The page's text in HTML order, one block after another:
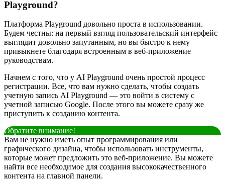
Playground?
Платформа Playground довольно проста в использовании.
Будем честны: на первый взгляд пользовательский интерфейс
выглядит довольно запутанным, но вы быстро к нему
привыкнете благодаря встроенным в веб-приложение
руководствам.
Начнем с того, что у AI Playground очень простой процесс
регистрации. Все, что вам нужно сделать, чтобы создать
учетную запись AI Playground — это войти в систему с
учетной записью Google. После этого вы можете сразу же
приступить к созданию контента.
Обратите внимание!
Вам не нужно иметь опыт программирования или
графического дизайна, чтобы использовать инструменты,
которые может предложить это веб-приложение. Вы можете
найти все необходимое для создания высококачественного
контента на главной панели.